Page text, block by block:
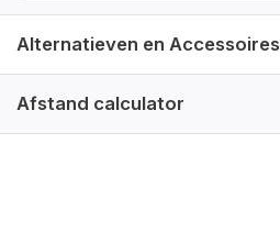
Alternatieven en Accessoires
Afstand calculator